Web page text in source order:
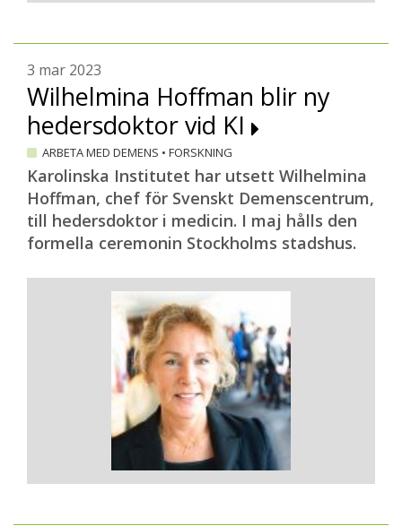
3 mar 2023
Wilhelmina Hoffman blir ny
hedersdoktor vid KI
ARBETA MED DEMENS • FORSKNING
Karolinska Institutet har utsett Wilhelmina
Hoffman, chef för Svenskt Demenscentrum,
till hedersdoktor i medicin. I maj hålls den
formella ceremonin Stockholms stadshus.